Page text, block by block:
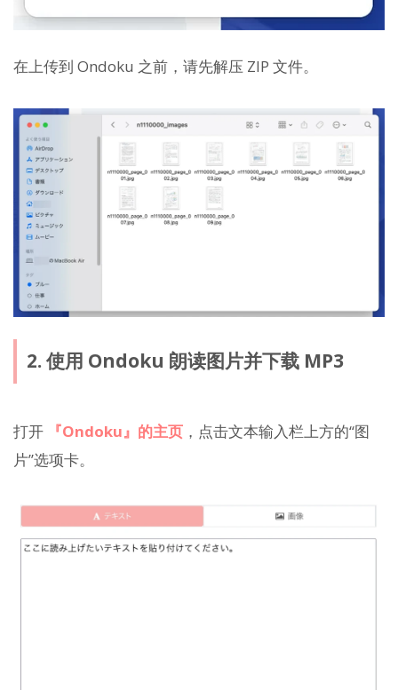
在上传到 Ondoku 之前，请先解压 ZIP 文件。
2. 使用 Ondoku 朗读图片并下载 MP3
打开 『Ondoku』的主页 ，点击文本输入栏上方的“图
片”选项卡。